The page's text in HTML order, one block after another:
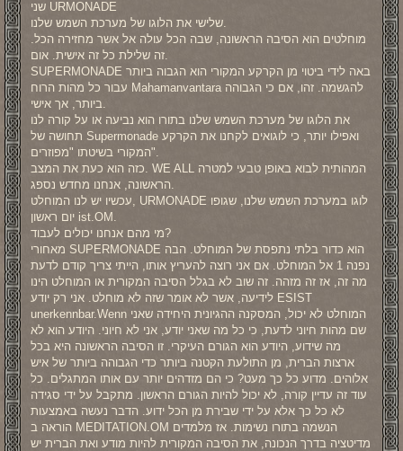
שני URMONADE
מוחלטים הוא הסיבה הראשונה, שבה הכל עולה אל אשר מחזירה הכל.
SUPERMONADE באה לידי ביטוי מן הקרקע המקורי הוא הגבוה ביותר
עבור כל מהות הרוח Mahamanvantara להגשמה. זהו, אם כי הגבוהה
את הלוגו של מערכת השמש שלנו בתורו הוא נביעה או על קורה לנו
תחושה של Supermonade ואפילו יותר, כי לוגואים לקחנו את הקרקע
המקורי בשיטתו "מפוזרים".
כזה הוא כעת את המצב. WE ALL המהותית לבוא באופן טבעי למטרה
עכשיו יש לנו המוחלט, URMONADE לוגו במערכת השמש שלנו, שגופו
יום ראשון ist.OM.
מי מהם אנחנו יכולים לעבוד?
מאחורי SUPERMONADE הוא כדור בלתי נתפסת של המוחלט. הבה
נפנה 1 אל המוחלט. אם אני רוצה להעריץ אותו, הייתי צריך קודם לדעת
מה זה, אז זה מזהה. זה שוב לא בגלל הסיבה המקורית או המוחלט הינו
לידיעה, אשר לא אומר שזה לא מוחלט. אני רק יודע ESIST
unerkennbar.Wenn המוחלט לא יכול, המסקנה ההגיונית היחידה שאני
שם מהות חיוני לדעת, כי כל מה שאני יודע, אני לא חיוני. היודע הוא לא
מה שידוע, היודע הוא הגורם העיקרי. זו הסיבה הראשונה היא בכל
ארצות הברית, מן התולעת הקטנה ביותר כדי הגבוהה ביותר של איש
אלוהים. מדוע כל כך מעט? כי הם מזדהים יותר עם אותו המתגלים. כל
עוד זה עדיין קורה, לא יכול להיות הגורם הראשון. מתקבל על ידי סגידה
לא כל כך אלא על ידי שבירת מן הכל ידוע. הדבר נעשה באמצעות
הוראה ב MEDITATION.OM הנשמה בתורו נשימות. אז מלמדים
מדיטציה בדרך הנכונה, את הסיבה המקורית להיות מודע ואת הברית יש